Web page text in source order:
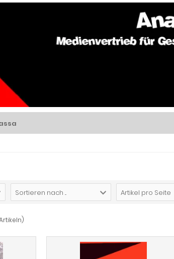
Sortieren nach ... Artikel pro Seite